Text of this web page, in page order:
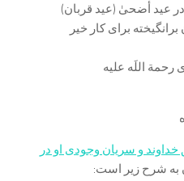
عید أضحیٰ‌ (عید قربان)
برای کار خیر
اللَه علیه
و سریان وجودی او در
به شرح زیر است: